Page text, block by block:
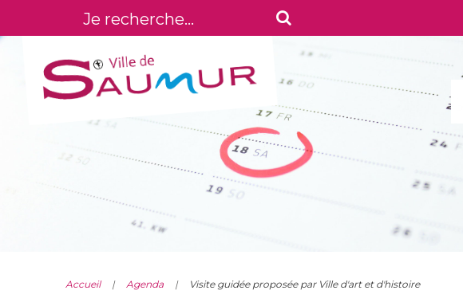
Accueil Agenda Visite guidée proposée par Ville d'art et d'histoire